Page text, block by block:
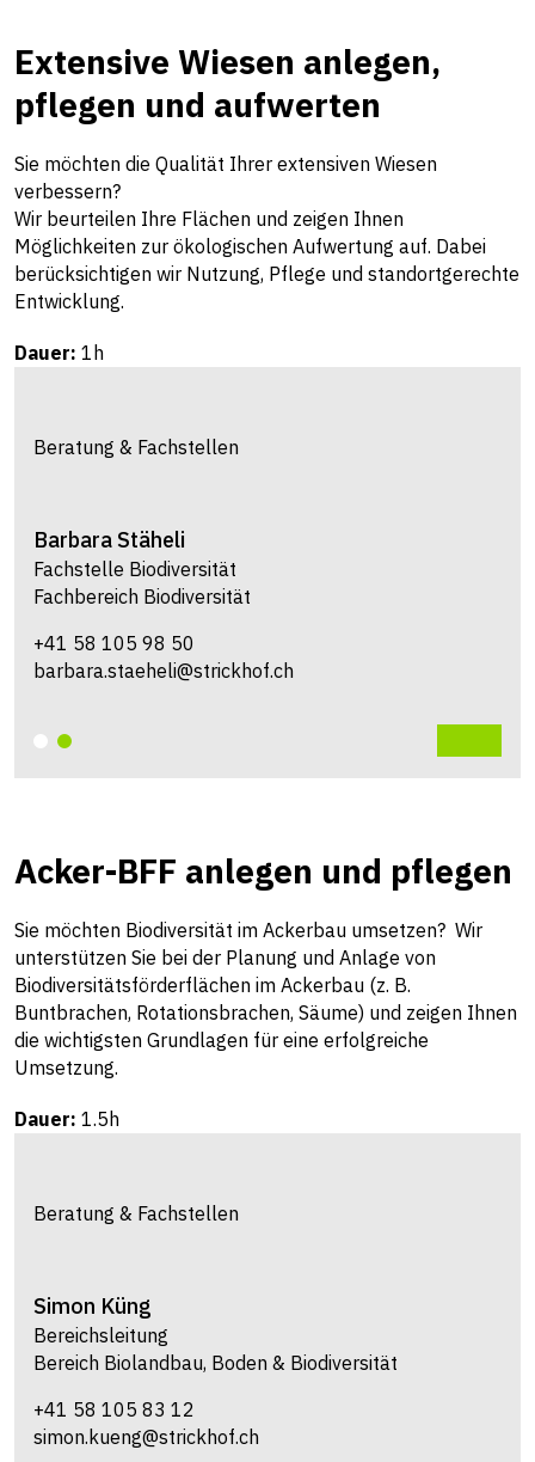
Extensive Wiesen anlegen,
pflegen und aufwerten
Sie möchten die Qualität Ihrer extensiven Wiesen
verbessern?
Wir beurteilen Ihre Flächen und zeigen Ihnen
Möglichkeiten zur ökologischen Aufwertung auf. Dabei
berücksichtigen wir Nutzung, Pflege und standortgerechte
Entwicklung.
Dauer: 1h
Beratung & Fachstellen
Barbara Stäheli
Fachstelle Biodiversität
Fachbereich Biodiversität
+41 58 105 98 50
barbara.staeheli@strickhof.ch
Acker-BFF anlegen und pflegen
Sie möchten Biodiversität im Ackerbau umsetzen? Wir
unterstützen Sie bei der Planung und Anlage von
Biodiversitätsförderflächen im Ackerbau (z. B.
Buntbrachen, Rotationsbrachen, Säume) und zeigen Ihnen
die wichtigsten Grundlagen für eine erfolgreiche
Umsetzung.
Dauer: 1.5h
Beratung & Fachstellen
Simon Küng
Bereichsleitung
Bereich Biolandbau, Boden & Biodiversität
+41 58 105 83 12
simon.kueng@strickhof.ch